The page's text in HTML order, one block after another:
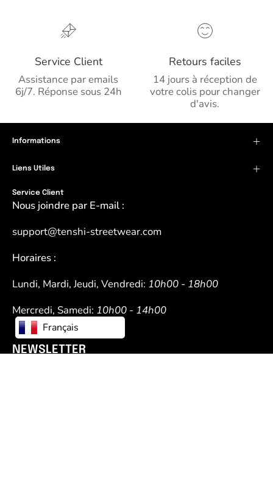
Service Client
Assistance par emails
6j/7. Réponse sous 24h
Retours faciles
14 jours à réception de
votre colis pour changer
d'avis.
Informations
Liens Utiles
Service Client
Nous joindre par E-mail :
support@tenshi-streetwear.com
Horaires :
Lundi, Mardi, Jeudi, Vendredi: 10h00 - 18h00
Mercredi, Samedi: 10h00 - 14h00
NEWSLETTER
Français